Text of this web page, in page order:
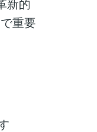
新的
重要